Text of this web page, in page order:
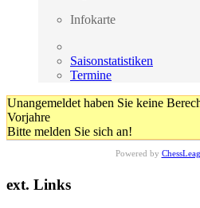
Infokarte
Saisonstatistiken
Termine
Unangemeldet haben Sie keine
Vorjahre
Bitte melden Sie sich an!
Powered by
ext. Links